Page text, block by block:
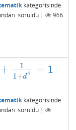
kategorisinde
soruldu |
966
+
1
1+d4 = 1
11+ d4=1
kategorisinde
soruldu |